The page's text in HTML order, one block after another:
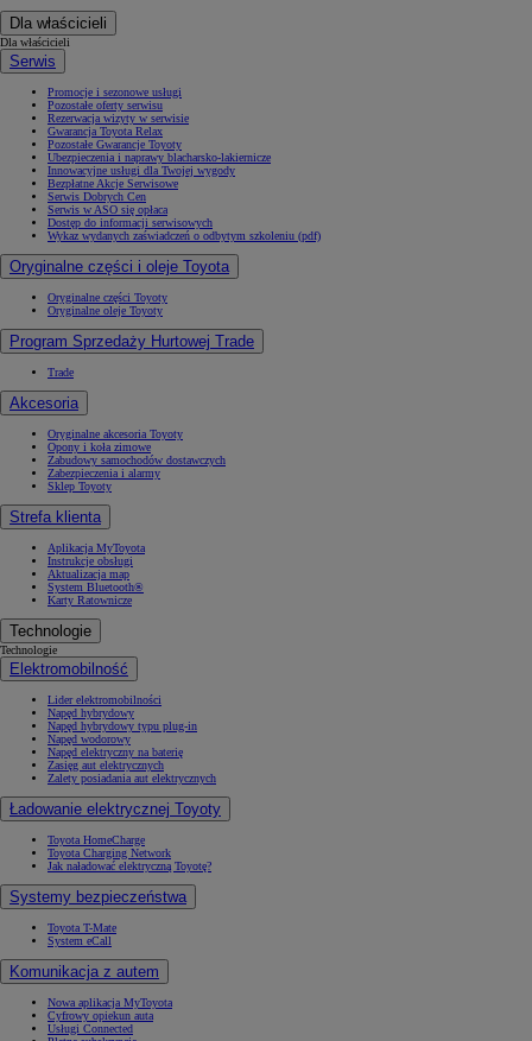
Dla właścicieli
Dla właścicieli
Serwis
Promocje i sezonowe usługi
Pozostałe oferty serwisu
Rezerwacja wizyty w serwisie
Gwarancja Toyota Relax
Pozostałe Gwarancje Toyoty
Ubezpieczenia i naprawy blacharsko-lakiernicze
Innowacyjne usługi dla Twojej wygody
Bezpłatne Akcje Serwisowe
Serwis Dobrych Cen
Serwis w ASO się opłaca
Dostęp do informacji serwisowych
Wykaz wydanych zaświadczeń o odbytym szkoleniu (pdf)
Oryginalne części i oleje Toyota
Oryginalne części Toyoty
Oryginalne oleje Toyoty
Program Sprzedaży Hurtowej Trade
Trade
Akcesoria
Oryginalne akcesoria Toyoty
Opony i koła zimowe
Zabudowy samochodów dostawczych
Zabezpieczenia i alarmy
Sklep Toyoty
Strefa klienta
Aplikacja MyToyota
Instrukcje obsługi
Aktualizacja map
System Bluetooth®
Karty Ratownicze
Technologie
Technologie
Elektromobilność
Lider elektromobilności
Napęd hybrydowy
Napęd hybrydowy typu plug-in
Napęd wodorowy
Napęd elektryczny na baterię
Zasięg aut elektrycznych
Zalety posiadania aut elektrycznych
Ładowanie elektrycznej Toyoty
Toyota HomeCharge
Toyota Charging Network
Jak naładować elektryczną Toyotę?
Systemy bezpieczeństwa
Toyota T-Mate
System eCall
Komunikacja z autem
Nowa aplikacja MyToyota
Cyfrowy opiekun auta
Usługi Connected